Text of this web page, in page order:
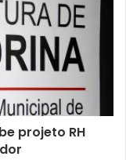
destacou.
projeto RH